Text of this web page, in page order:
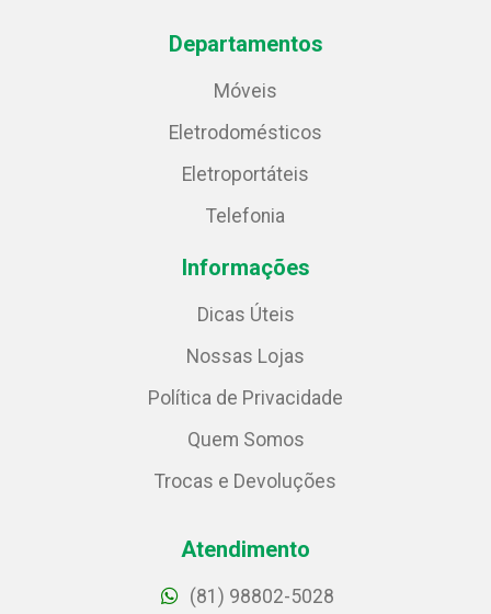
Departamentos
Móveis
Eletrodomésticos
Eletroportáteis
Telefonia
Informações
Dicas Úteis
Nossas Lojas
Política de Privacidade
Quem Somos
Trocas e Devoluções
Atendimento
(81) 98802-5028